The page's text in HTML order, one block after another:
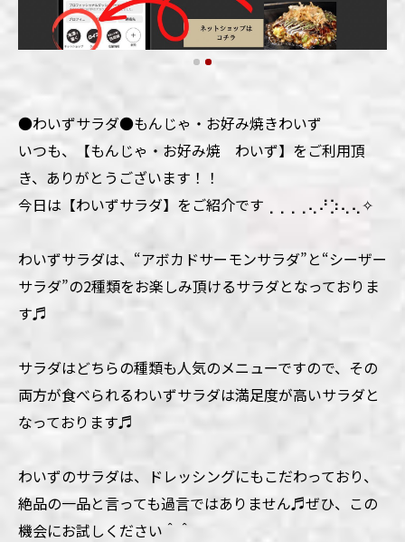
●わいずサラダ●もんじゃ・お好み焼きわいず
いつも、【もんじゃ・お好み焼 わいず】をご利用頂
き、ありがとうございます！！
今日は【わいずサラダ】をご紹介です⢀⢀⢀⢀⢄⠜⡱⢄⢄✧
わいずサラダは、“アボカドサーモンサラダ”と“シーザー
サラダ”の2種類をお楽しみ頂けるサラダとなっておりま
す♬
サラダはどちらの種類も人気のメニューですので、その
両方が食べられるわいずサラダは満足度が高いサラダと
なっております♬
わいずのサラダは、ドレッシングにもこだわっており、
絶品の一品と言っても過言ではありません♬ぜひ、この
機会にお試しください＾＾